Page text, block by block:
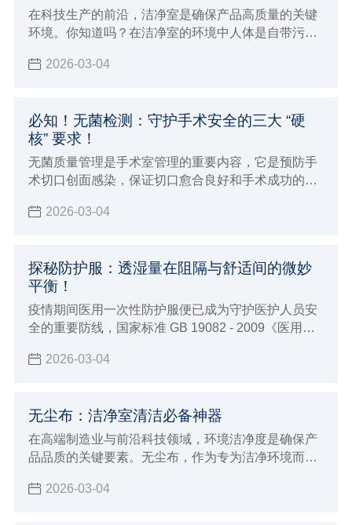
在科技生产的前沿，洁净室是确保产品高质量的关键
环境。你知道吗？在洁净室的环境中人体是自带污染
装材料，从而会导致人体分泌的汗液毛发等污染物损
2026-03-04
必知！无菌检测：守护手术安全的三大 “硬
核” 要求！
无菌质量管理是手术室管理的重要内容，它是预防手
术切口创面感染，保证切口愈合良好和手术成功的必
2026-03-04
探秘防护服：透湿量在阻隔与舒适间的微妙
平衡！
疫情期间医用一次性防护服便已成为守护医护人员安
全的重要防线，国家标准 GB 19082 - 2009《医用一
2026-03-04
无尘布：洁净室清洁必备神器
在高端制造业与前沿科技领域，环境洁净度是确保产
品品质的关键要素。无尘布，作为专为洁净环境而生
2026-03-04